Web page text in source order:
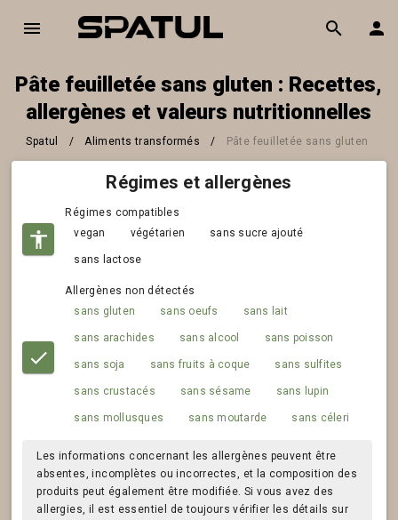
Pâte feuilletée sans gluten : Recettes,
allergènes et valeurs nutritionnelles
Spatul / Aliments transformés / Pâte feuilletée sans gluten
Régimes et allergènes
Régimes compatibles
vegan
végétarien sans sucre ajouté
sans lactose
Allergènes non détectés
sans gluten
sans oeufs sans lait
sans arachides sans alcool sans poisson
sans soja sans fruits à coque sans sulfites
sans crustacés sans sésame sans lupin
sans mollusques sans moutarde sans céleri
Les informations concernant les allergènes peuvent être
absentes, incomplètes ou incorrectes, et la composition des
produits peut également être modifiée. Si vous avez des
allergies, il est essentiel de toujours vérifier les détails sur